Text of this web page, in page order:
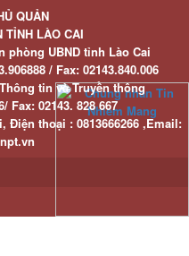
QUẢN
TỈNH LÀO CAI
phòng UBND tỉnh Lào Cai
/ Fax:02143.840.006
tin và Truyền thông
Fax:02143. 828 667
Điện thoại : 0813666266 ,Email: